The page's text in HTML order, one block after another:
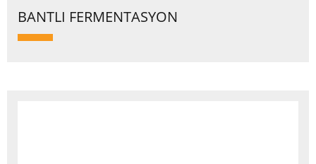
BANTLI FERMENTASYON